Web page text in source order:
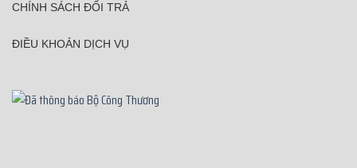
CHÍNH SÁCH ĐỔI TRẢ
ĐIỀU KHOẢN DỊCH VỤ